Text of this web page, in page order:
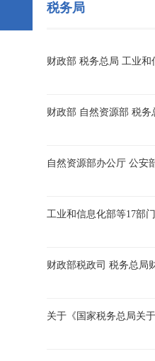
税务局
财政部 税务总局 工业
财政部 自然资源部 税
工业和信息化部等17部
财政部税政司 税务总局
关于《国家税务总局关